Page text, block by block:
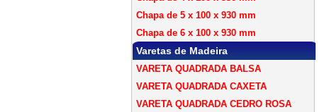
Chapa de 5 x 100 x 930 mm
Chapa de 6 x 100 x 930 mm
Varetas de Madeira
VARETA QUADRADA BALSA
VARETA QUADRADA CAXETA
VARETA QUADRADA CEDRO ROSA